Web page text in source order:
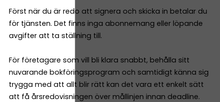
Först när du är redo att signera och skicka in betalar du
för tjänsten. Det finns inga abonnemang eller löpande
avgifter att ta ställning till.
För företagare som vill bli klara snabbt, behålla sitt
nuvarande bokföringsprogram och samtidigt känna sig
trygga med att allt blir rätt kan det vara ett enkelt sätt
att få årsredovisningen över mållinjen innan deadline.